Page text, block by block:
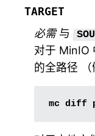
TARGET
必需与
对于 MinIO
的全路径 （